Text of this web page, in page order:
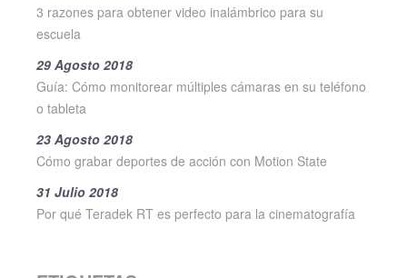
3 razones para obtener video inalámbrico para su
escuela
29 Agosto 2018
Guía: Cómo monitorear múltiples cámaras en su teléfono
o tableta
23 Agosto 2018
Cómo grabar deportes de acción con Motion State
31 Julio 2018
Por qué Teradek RT es perfecto para la cinematografía